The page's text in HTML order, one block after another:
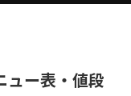
ュー表・値段